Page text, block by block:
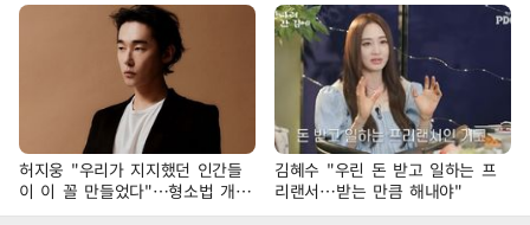
허지웅 "우리가 지지했던 인간들
이 이 꼴 만들었다"…형소법 개정
에 격한 반응
김혜수 "우린 돈 받고 일하는 프
리랜서…받는 만큼 해내야"